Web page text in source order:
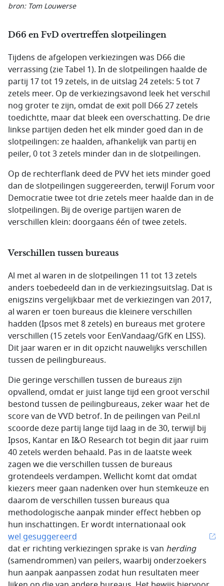
bron: Tom Louwerse
D66 en FvD overtreffen slotpeilingen
Tijdens de afgelopen verkiezingen was D66 die
verrassing (zie Tabel 1). In de slotpeilingen haalde de
partij 17 tot 19 zetels, in de uitslag 24 zetels: 5 tot 7
zetels meer. Op de verkiezingsavond leek het verschil
nog groter te zijn, omdat de exit poll D66 27 zetels
toedichtte, maar dat bleek een overschatting. De drie
linkse partijen deden het elk minder goed dan in de
slotpeilingen: ze haalden, afhankelijk van partij en
peiler, 0 tot 3 zetels minder dan in de slotpeilingen.
Op de rechterflank deed de PVV het iets minder goed
dan de slotpeilingen suggereerden, terwijl Forum voor
Democratie twee tot drie zetels meer haalde dan in de
slotpeilingen. Bij de overige partijen waren de
verschillen klein: doorgaans één of twee zetels.
Verschillen tussen bureaus
Al met al waren in de slotpeilingen 11 tot 13 zetels
anders toebedeeld dan in de verkiezingsuitslag. Dat is
enigszins vergelijkbaar met de verkiezingen van 2017,
al waren er toen bureaus die kleinere verschillen
hadden (Ipsos met 8 zetels) en bureaus met grotere
verschillen (15 zetels voor EenVandaag/GfK en LISS).
Dit jaar waren er in dit opzicht nauwelijks verschillen
tussen de peilingbureaus.
Die geringe verschillen tussen de bureaus zijn
opvallend, omdat er juist lange tijd een groot verschil
bestond tussen de peilingbureaus, zeker waar het de
score van de VVD betrof. In de peilingen van Peil.nl
scoorde deze partij lange tijd laag in de 30, terwijl bij
Ipsos, Kantar en I&O Research tot begin dit jaar ruim
40 zetels werden behaald. Pas in de laatste week
zagen we die verschillen tussen de bureaus
grotendeels verdampen. Wellicht komt dat omdat
kiezers meer gaan nadenken over hun stemkeuze en
daarom de verschillen tussen bureaus qua
methodologische aanpak minder effect hebben op
hun inschattingen. Er wordt internationaal ook
wel gesuggereerd
dat er richting verkiezingen sprake is van herding
(samendrommen) van peilers, waarbij onderzoekers
hun aanpak aanpassen zodat hun resultaten meer